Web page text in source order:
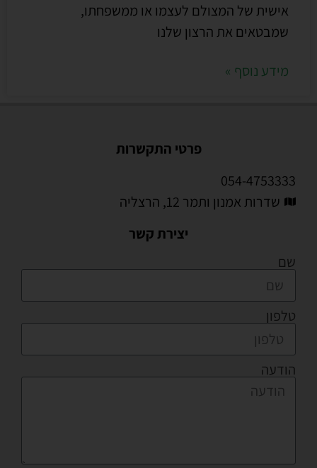
אישית של המצולם לעצמו או ממשפחתו,
שמבטאים את הרצון שלנו
מידע נוסף »
פרטי התקשרות
054-4753333
שדרות אמנון ותמר 12, הרצליה
יצירת קשר
שם
טלפון
הודעה